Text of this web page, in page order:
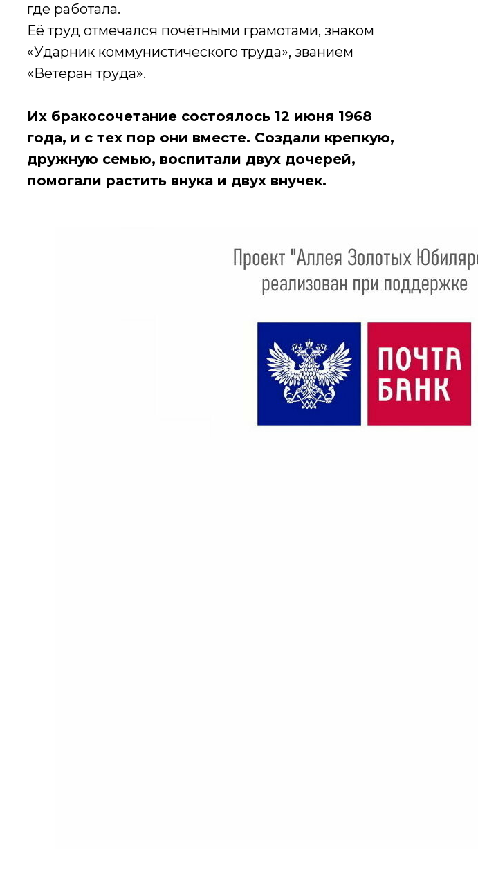
где работала.
Её труд отмечался почётными грамотами, знаком
«Ударник коммунистического труда», званием
«Ветеран труда».
Их бракосочетание состоялось 12 июня 1968
года, и с тех пор они вместе. Создали крепкую,
дружную семью, воспитали двух дочерей,
помогали растить внука и двух внучек.